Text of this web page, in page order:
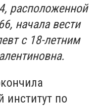
расположенной
начала вести
с 18-летним
по